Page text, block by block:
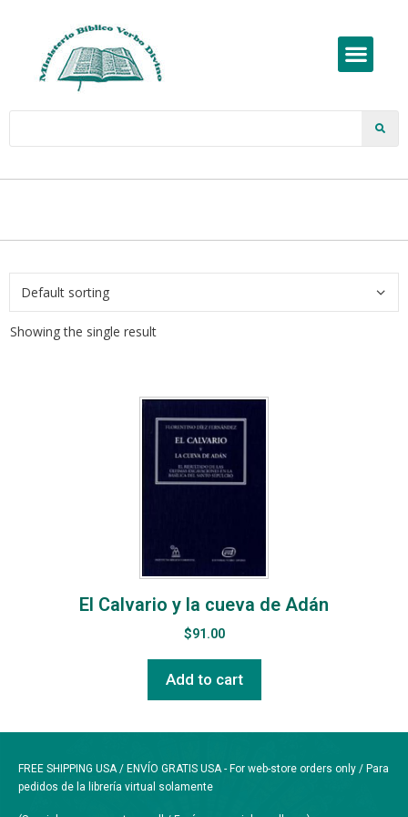
Showing the single result
El Calvario y la cueva de Adán
$91.00
Add to cart
FREE SHIPPING USA / ENVÍO GRATIS USA - For web-store orders only / Para
pedidos de la librería virtual solamente